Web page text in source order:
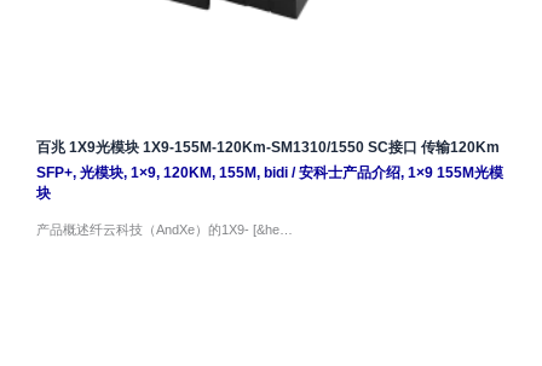
百兆 1X9光模块 1X9-155M-120Km-SM1310/1550 SC接口 传输120Km
SFP+, 光模块, 1×9, 120KM, 155M, bidi/安科士产品介绍, 1×9 155M光模
块
产品概述纤云科技（AndXe）的1X9- [&he…